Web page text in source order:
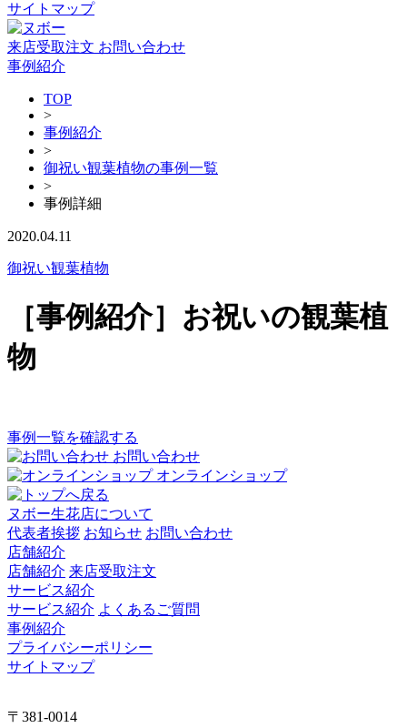
サイトマップ
来店受取注文 お問い合わせ
事例紹介
TOP
>
事例紹介
>
御祝い観葉植物の事例一覧
>
事例詳細
2020.04.11
御祝い観葉植物
［事例紹介］お祝いの観葉植
物
事例一覧を確認する
お問い合わせ
オンラインショップ
ヌボー生花店について
代表者挨拶 お知らせ お問い合わせ
店舗紹介
店舗紹介 来店受取注文
サービス紹介
サービス紹介 よくあるご質問
事例紹介
プライバシーポリシー
サイトマップ
〒381-0014